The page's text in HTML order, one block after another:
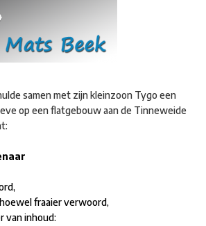
samen met zijn kleinzoon Tygo een
op een flatgebouw aan de Tinneweide
fraaier verwoord,
van inhoud: